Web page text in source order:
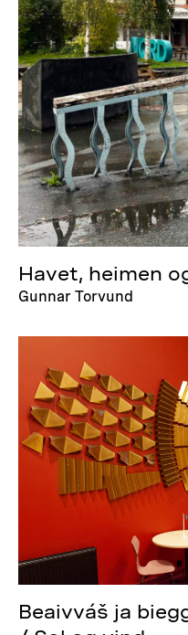
Havet, heimen
Gunnar Torvund
Beaivváš ja